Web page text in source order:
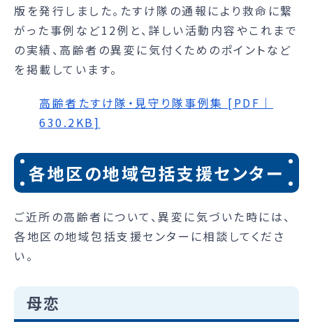
版を発行しました。たすけ隊の通報により救命に繋
がった事例など12例と、詳しい活動内容やこれまで
の実績、高齢者の異変に気付くためのポイントなど
を掲載しています。
高齢者たすけ隊・見守り隊事例集 [PDF｜
630.2KB]
各地区の地域包括支援センター
ご近所の高齢者について、異変に気づいた時には、
各地区の地域包括支援センターに相談してくださ
い。
母恋